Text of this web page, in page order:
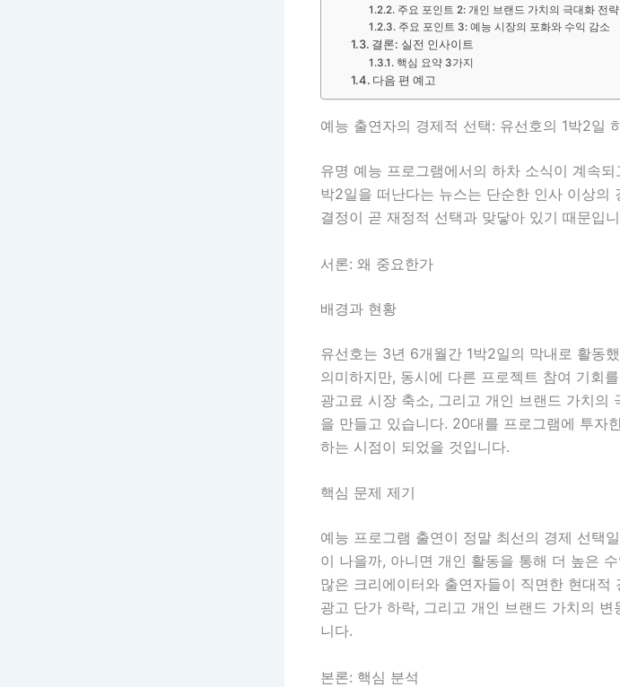
주요 포인트 2: 개인 브랜드 가치의 극대화 전략
주요 포인트 3: 예능 시장의 포화와 수익 감소
결론: 실전 인사이트
핵심 요약 3가지
다음 편 예고
예능 출연자의 경제적 선택: 유선호의 1박2일
유명 예능 프로그램에서의 하차 소식이 계속
박2일을 떠난다는 뉴스는 단순한 인사 이상의
결정이 곧 재정적 선택과 맞닿아 있기 때문입
서론: 왜 중요한가
배경과 현황
유선호는 3년 6개월간 1박2일의 막내로 활동
의미하지만, 동시에 다른 프로젝트 참여 기회
광고료 시장 축소, 그리고 개인 브랜드 가치의
을 만들고 있습니다. 20대를 프로그램에 투자
하는 시점이 되었을 것입니다.
핵심 문제 제기
예능 프로그램 출연이 정말 최선의 경제 선택
이 나을까, 아니면 개인 활동을 통해 더 높은
많은 크리에이터와 출연자들이 직면한 현대
광고 단가 하락, 그리고 개인 브랜드 가치의
니다.
본론: 핵심 분석